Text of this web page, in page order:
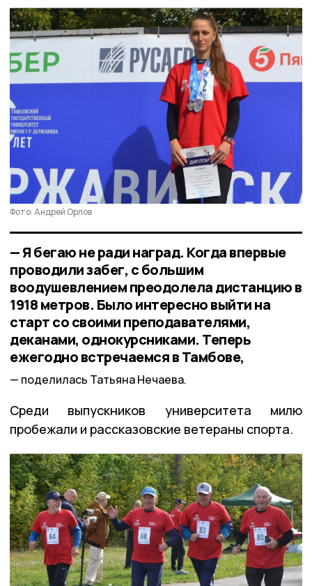
Фото: Андрей Орлов
— Я бегаю не ради наград. Когда впервые
проводили забег, с большим
воодушевлением преодолела дистанцию в
1918 метров. Было интересно выйти на
старт со своими преподавателями,
деканами, однокурсниками. Теперь
ежегодно встречаемся в Тамбове,
поделилась Татьяна Нечаева.
Среди выпускников университета милю
пробежали и рассказовские ветераны спорта.